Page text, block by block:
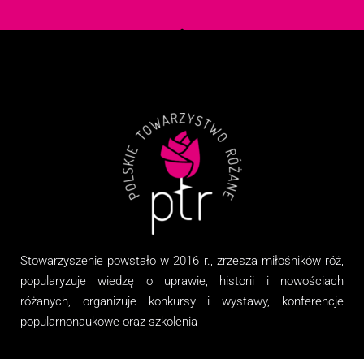
Stowarzyszenie powstało w 2016 r., zrzesza miłośników róż,
popularyzuje wiedzę o uprawie, historii i nowościach
różanych, organizujekonkursy i wystawy, konferencje
popularnonaukowe oraz szkolenia